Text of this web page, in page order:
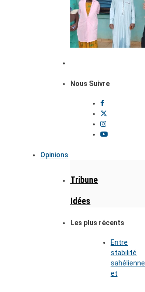
Nous Suivre
Opinions
Tribune
Idées
Les plus récents
Entre
stabilité
sahélienne
et